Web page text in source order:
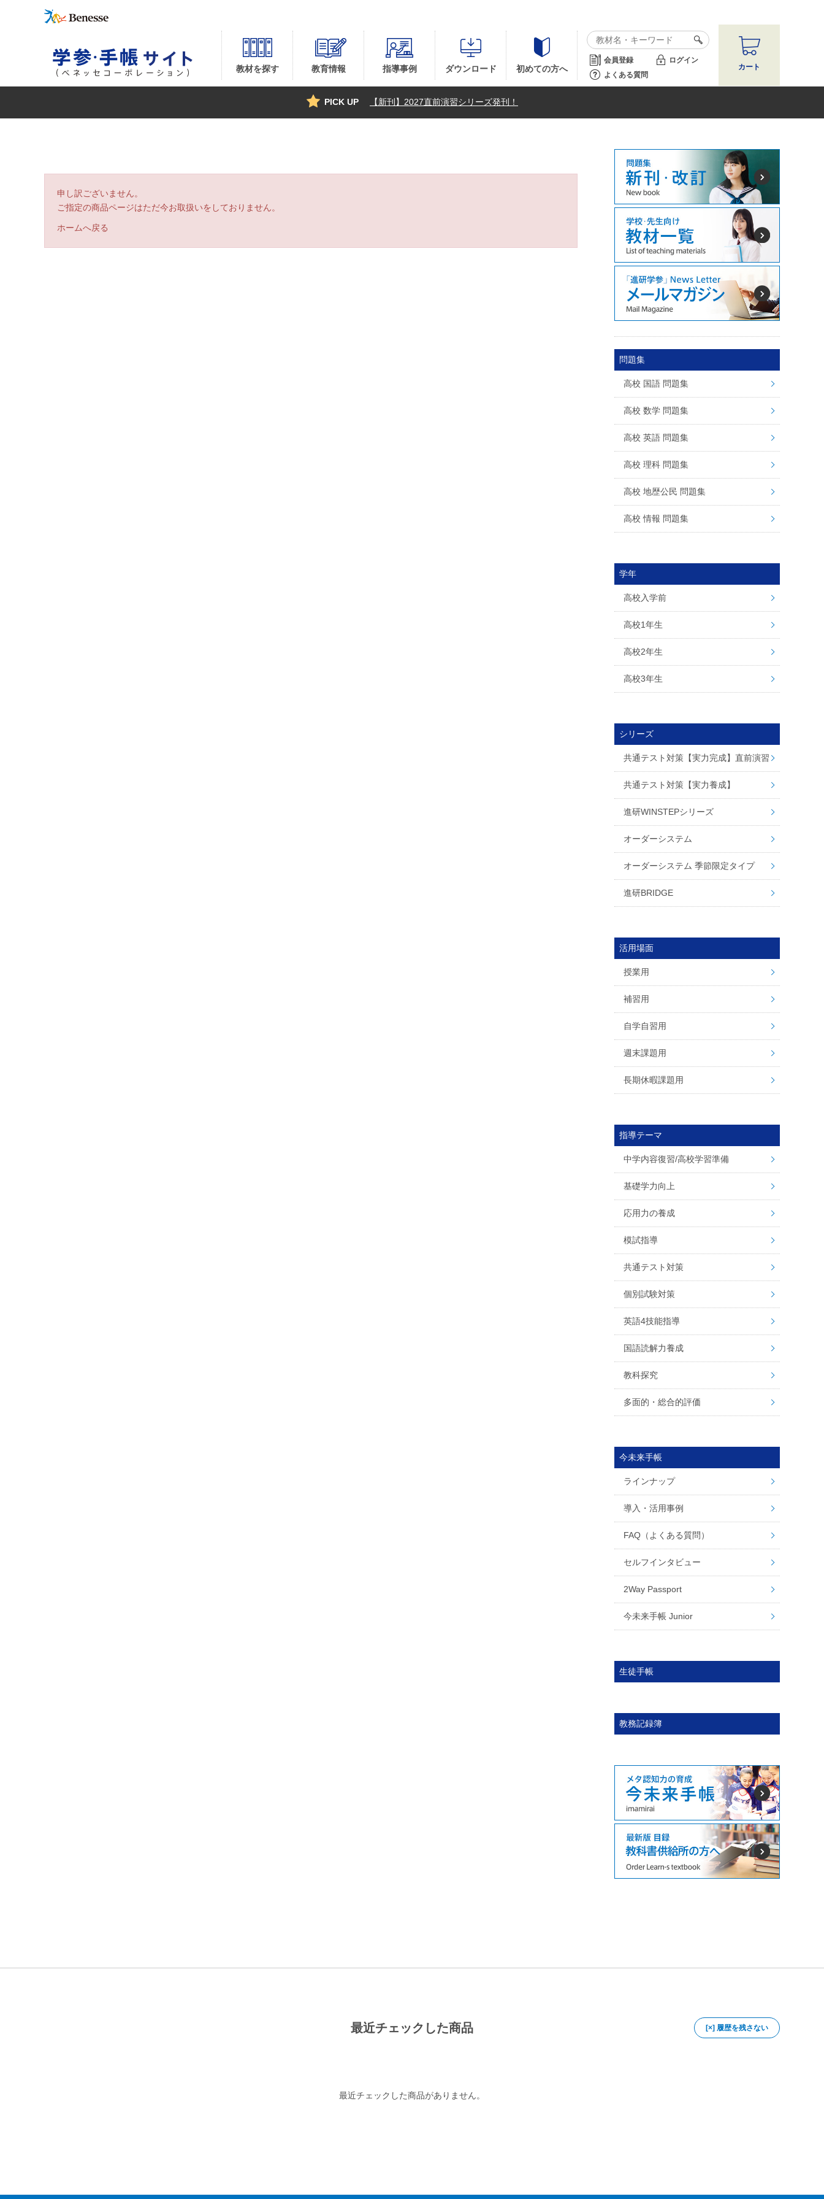
教材を探す 教育情報 指導事例 ダウンロード 初めての方へ
会員登録
ログイン
よくある質問
カート
PICK UP 【新刊】2027直前演習シリーズ発刊！
問題集
高校 国語 問題集
高校 数学 問題集
高校 英語 問題集
高校 理科 問題集
高校 地歴公民 問題集
高校 情報 問題集
学年
高校入学前
高校1年生
高校2年生
高校3年生
シリーズ
共通テスト対策【実力完成】直前演習
共通テスト対策【実力養成】
進研WINSTEPシリーズ
オーダーシステム
オーダーシステム 季節限定タイプ
進研BRIDGE
活用場面
授業用
補習用
自学自習用
週末課題用
長期休暇課題用
指導テーマ
中学内容復習/高校学習準備
基礎学力向上
応用力の養成
模試指導
共通テスト対策
個別試験対策
英語4技能指導
国語読解力養成
教科探究
多面的・総合的評価
今未来手帳
ラインナップ
導入・活用事例
FAQ（よくある質問）
セルフインタビュー
2Way Passport
今未来手帳 Junior
生徒手帳
教務記録簿
申し訳ございません。
ご指定の商品ページはただ今お取扱いをしておりません。
ホームへ戻る
最近チェックした商品
最近チェックした商品がありません。
[×] 履歴を残さない